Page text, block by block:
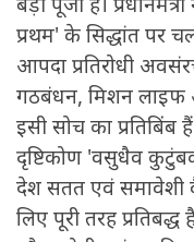
प्रथम' के सिद्धांत पर
आपदा प्रतिरोधी
गठबंधन, मिशन
इसी सोच का प्रतिबिंब
दृष्टिकोण 'वसुधैव
देश सतत एवं समावेशी
लिए पूरी तरह प्रतिबद्ध